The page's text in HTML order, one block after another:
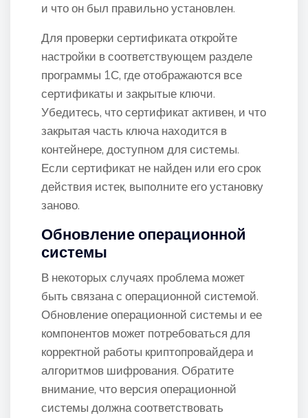
и что он был правильно установлен.
Для проверки сертификата откройте
настройки в соответствующем разделе
программы 1С, где отображаются все
сертификаты и закрытые ключи.
Убедитесь, что сертификат активен, и что
закрытая часть ключа находится в
контейнере, доступном для системы.
Если сертификат не найден или его срок
действия истек, выполните его установку
заново.
Обновление операционной
системы
В некоторых случаях проблема может
быть связана с операционной системой.
Обновление операционной системы и ее
компонентов может потребоваться для
корректной работы криптопровайдера и
алгоритмов шифрования. Обратите
внимание, что версия операционной
системы должна соответствовать